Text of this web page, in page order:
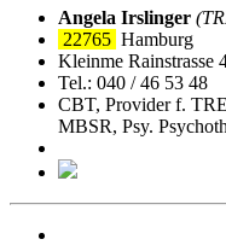
Angela Irslinger
22765 Hamburg
Kleinme Rainstrasse
Tel.: 040 / 46 53 48
CBT, Provider f.
MBSR, Psy.